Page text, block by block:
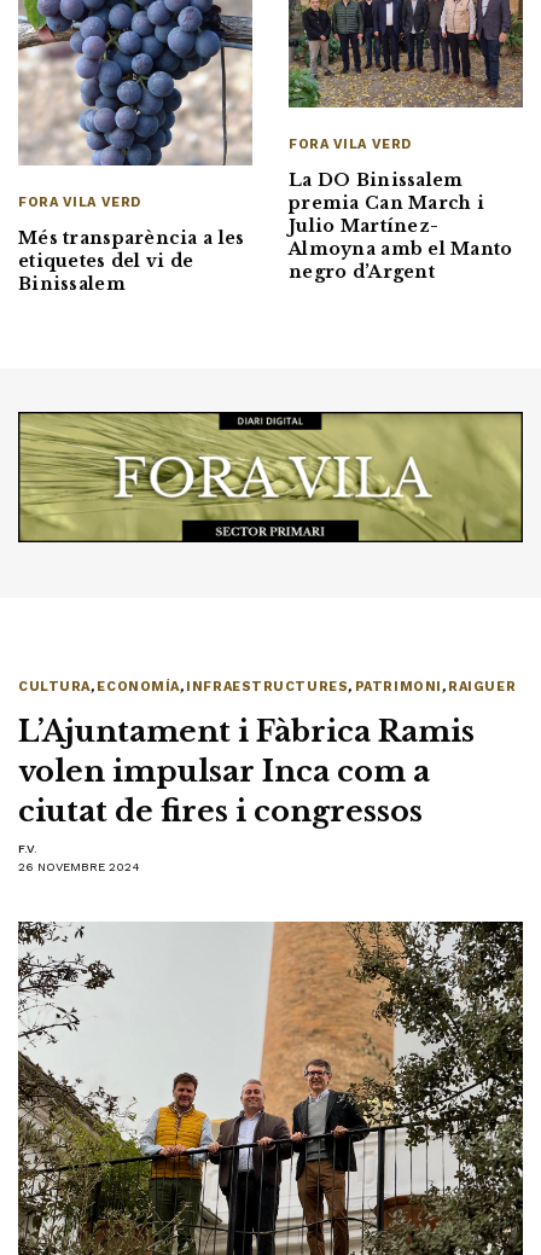
FORA VILA VERD
Més transparència a les
etiquetes del vi de
Binissalem
FORA VILA VERD
La DO Binissalem
premia Can March i
Julio Martínez-
Almoyna amb el Manto
negro d’Argent
CULTURA, ECONOMÍA, INFRAESTRUCTURES, PATRIMONI, RAIGUER
L’Ajuntament i Fàbrica Ramis
volen impulsar Inca com a
ciutat de fires i congressos
F.V.
26 NOVEMBRE 2024